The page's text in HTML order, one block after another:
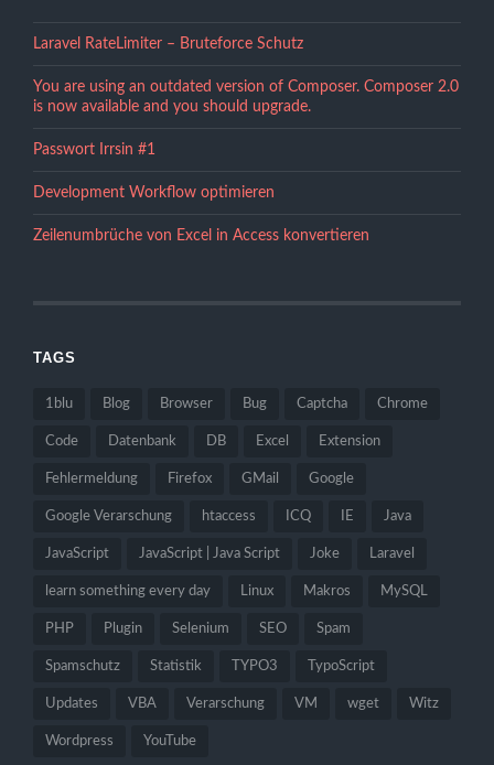
Laravel RateLimiter – Bruteforce Schutz
You are using an outdated version of Composer. Composer 2.0
is now available and you should upgrade.
Passwort Irrsin #1
Development Workflow optimieren
Zeilenumbrüche von Excel in Access konvertieren
TAGS
1blu Blog Browser Bug Captcha Chrome
Code Datenbank DB Excel Extension
Fehlermeldung Firefox GMail Google
Google Verarschung htaccess ICQ IE Java
JavaScript JavaScript | Java Script Joke Laravel
learn something every day Linux Makros MySQL
PHP Plugin Selenium SEO Spam
Spamschutz Statistik TYPO3 TypoScript
Updates VBA Verarschung VM wget Witz
Wordpress YouTube